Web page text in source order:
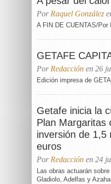
Por Raquel González
A FIN DE CUENTAS/Por
GETAFE
Por Redacción en 26
Edición impresa de
Getafe inicia la
Plan Margaritas
inversión de 1,5
euros
Por Redacción en 24
Las obras actuarán
Gladiolo, Adelfas y